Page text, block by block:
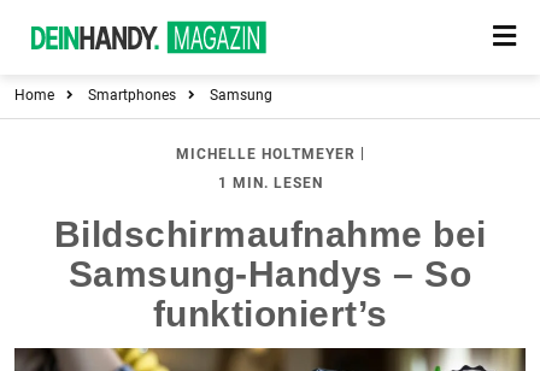
Home Smartphones Samsung
MICHELLE HOLTMEYER
1 MIN. LESEN
Bildschirmaufnahme bei
Samsung-Handys – So
funktioniert’s